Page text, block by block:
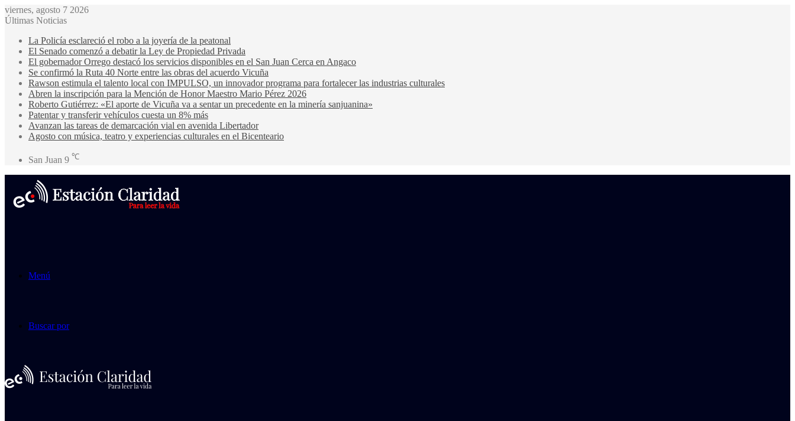
viernes, agosto 7 2026
Últimas Noticias
La Policía esclareció el robo a la joyería de la peatonal
El Senado comenzó a debatir la Ley de Propiedad Privada
El gobernador Orrego destacó los servicios disponibles en el San Juan Cerca en Angaco
Se confirmó la Ruta 40 Norte entre las obras del acuerdo Vicuña
Rawson estimula el talento local con IMPULSO, un innovador programa para fortalecer las industrias culturales
Abren la inscripción para la Mención de Honor Maestro Mario Pérez 2026
Roberto Gutiérrez: «El aporte de Vicuña va a sentar un precedente en la minería sanjuanina»
Patentar y transferir vehículos cuesta un 8% más
Avanzan las tareas de demarcación vial en avenida Libertador
Agosto con música, teatro y experiencias culturales en el Bicenteario
San Juan 9 ℃
Menú
Buscar por